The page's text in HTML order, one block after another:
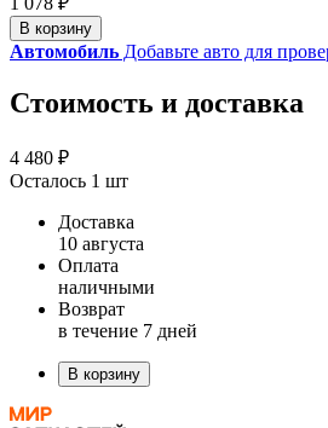
В корзину
Автомобиль Добавьте авто для
Стоимость и доставка
4 480 ₽
Осталось 1 шт
Доставка
10 августа
Оплата
наличными
Возврат
в течение 7 дней
В корзину